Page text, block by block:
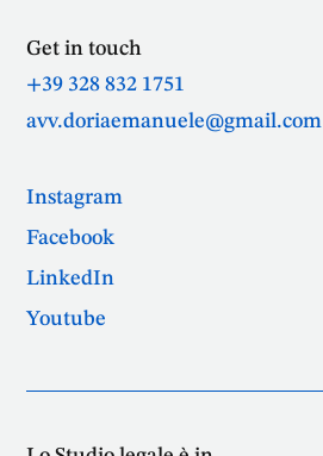
Get in touch
+39 328 832 1751
avv.doriaemanuele@gmail.com
Instagram
Facebook
LinkedIn
Youtube